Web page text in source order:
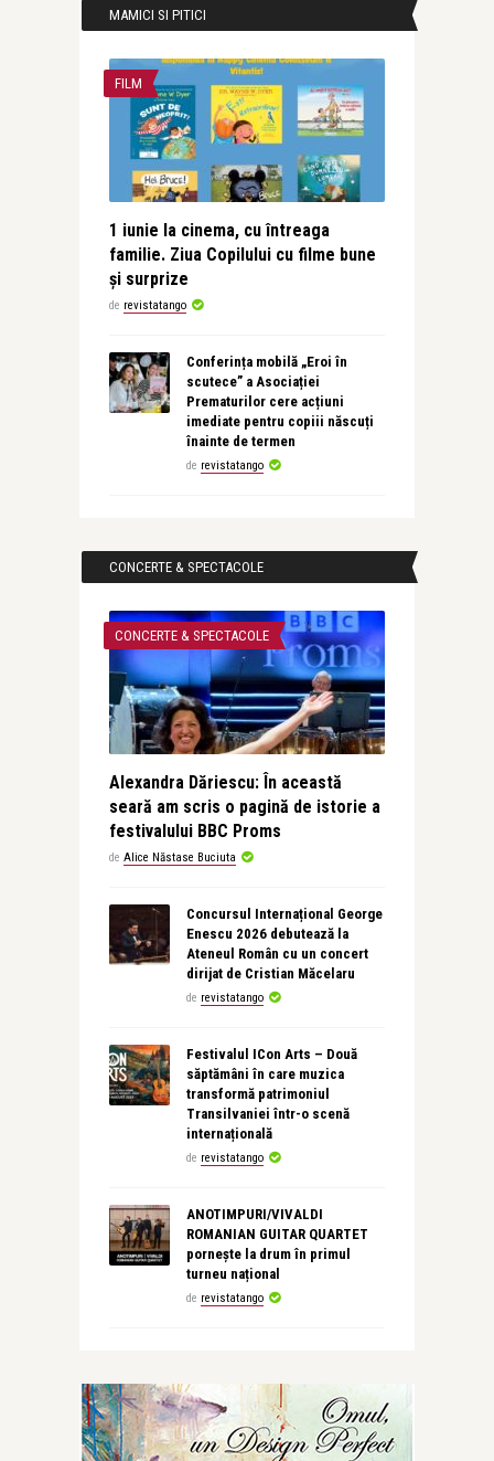
MAMICI SI PITICI
FILM
1 iunie la cinema, cu întreaga
familie. Ziua Copilului cu filme bune
și surprize
de revistatango
Conferința mobilă „Eroi în
scutece” a Asociației
Prematurilor cere acțiuni
imediate pentru copiii născuți
înainte de termen
de revistatango
CONCERTE & SPECTACOLE
CONCERTE & SPECTACOLE
Alexandra Dăriescu: În această
seară am scris o pagină de istorie a
festivalului BBC Proms
de Alice Năstase Buciuta
Concursul Internațional George
Enescu 2026 debutează la
Ateneul Român cu un concert
dirijat de Cristian Măcelaru
de revistatango
Festivalul ICon Arts – Două
săptămâni în care muzica
transformă patrimoniul
Transilvaniei într-o scenă
internațională
de revistatango
ANOTIMPURI/VIVALDI
ROMANIAN GUITAR QUARTET
pornește la drum în primul
turneu național
de revistatango